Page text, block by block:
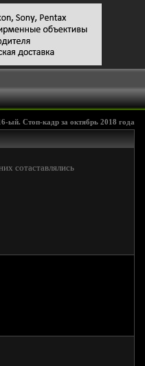
ый. Стоп-кадр за октябрь 2018 года
сотаставлялись